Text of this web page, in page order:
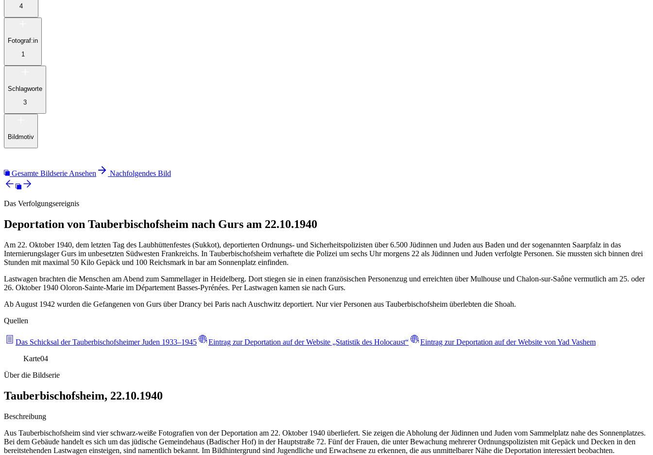
4
Fotograf:in
1
Schlagworte
3
Bildmotiv
Gesamte Bildserie Ansehen Nachfolgendes Bild
Das Verfolgungsereignis
Deportation von Tauberbischofsheim nach Gurs am 22.10.1940
Am 22. Oktober 1940, dem letzten Tag des Laubhüttenfestes (Sukkot), deportierten Ordnungs- und Sicherheitspolizisten über 6.500 Jüdinnen und Juden aus Baden und der sogenannten Saarpfalz in das
Internierungslager Gurs im unbesetzten Südwesten Frankreichs. In Tauberbischofsheim verhaftete die Polizei um sechs Uhr morgens 22 als Jüdinnen und Juden verfolgte Personen. Sie mussten sich binnen drei
Stunden mit maximal 50 Kilo Gepäck und 100 Reichsmark in bar am Sonnenplatz einfinden.
Lastwagen brachten die Menschen am Abend zum Sammellager in Heidelberg. Dort stiegen sie in einen französischen Personenzug und erreichten über Mulhouse und Chalon-sur-Saône vermutlich am 25. oder
26. Oktober 1940 Oloron-Sainte-Marie im Département Basses-Pyrénées. Per Lastwagen kamen sie nach Gurs.
Ab August 1942 wurden die Gefangenen von Gurs über Drancy bei Paris nach Auschwitz deportiert. Nur vier Personen aus Tauberbischofsheim überlebten die Shoah.
Quellen
Das Schicksal der Tauberbischofsheimer Juden 1933–1945 Eintrag zur Deportation auf der Website „Statistik des Holocaust“
Eintrag zur Deportation auf der Website von Yad Vashem
Karte04
Über die Bildserie
Tauberbischofsheim, 22.10.1940
Beschreibung
Aus Tauberbischofsheim sind vier schwarz-weiße Fotografien von der Deportation am 22. Oktober 1940 überliefert. Sie zeigen die Abholung der Jüdinnen und Juden vom Sammelplatz nahe des Sonnenplatzes.
Bei dem Gebäude handelt es sich um das jüdische Gemeindehaus (Badischer Hof) in der Hauptstraße 72. Fünf der Frauen, die unter Bewachung mehrerer Ordnungspolizisten mit Gepäck und Decken in den
bereitstehenden Lastwagen einsteigen, sind namentlich bekannt. Im Bildhintergrund sind Jugendliche und Erwachsene zu erkennen, die aus unmittelbarer Nähe die Deportation interessiert beobachten.